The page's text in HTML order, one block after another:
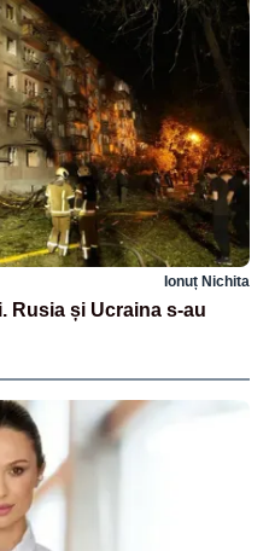
Ionuț Nichita
Rusia și Ucraina s-au